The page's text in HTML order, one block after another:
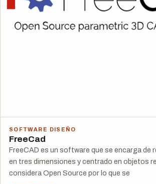
SOFTWARE DISEÑO
FreeCad
FreeCAD es un software que se encarga de
en tres dimensiones y centrado en objetos
considera Open Source por lo que se